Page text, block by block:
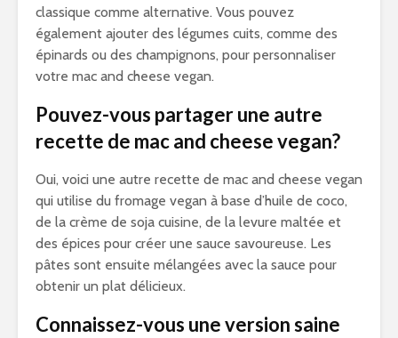
classique comme alternative. Vous pouvez
également ajouter des légumes cuits, comme des
épinards ou des champignons, pour personnaliser
votre mac and cheese vegan.
Pouvez-vous partager une autre
recette de mac and cheese vegan?
Oui, voici une autre recette de mac and cheese vegan
qui utilise du fromage vegan à base d’huile de coco,
de la crème de soja cuisine, de la levure maltée et
des épices pour créer une sauce savoureuse. Les
pâtes sont ensuite mélangées avec la sauce pour
obtenir un plat délicieux.
Connaissez-vous une version saine